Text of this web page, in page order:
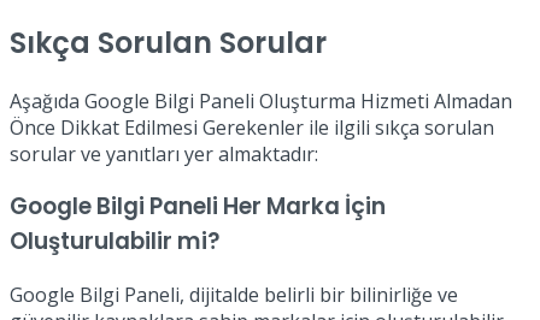
Sıkça Sorulan Sorular
Aşağıda Google Bilgi Paneli Oluşturma Hizmeti Almadan
Önce Dikkat Edilmesi Gerekenler ile ilgili sıkça sorulan
sorular ve yanıtları yer almaktadır:
Google Bilgi Paneli Her Marka İçin
Oluşturulabilir mi?
Google Bilgi Paneli, dijitalde belirli bir bilinirliğe ve